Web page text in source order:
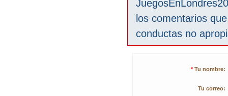
los comentarios
conductas no
* Tu nombre:
Tu correo: